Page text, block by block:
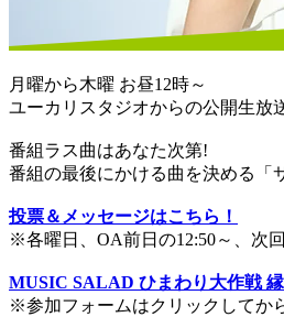
月曜から木曜 お昼12時～
ユーカリスタジオからの公開生放
番組ラス曲はあなた次第!
番組の最後にかける曲を決める「
投票＆メッセージはこちら！
※各曜日、OA前日の12:50～、次
MUSIC SALAD ひまわり大作戦
※参加フォームはクリックしてか